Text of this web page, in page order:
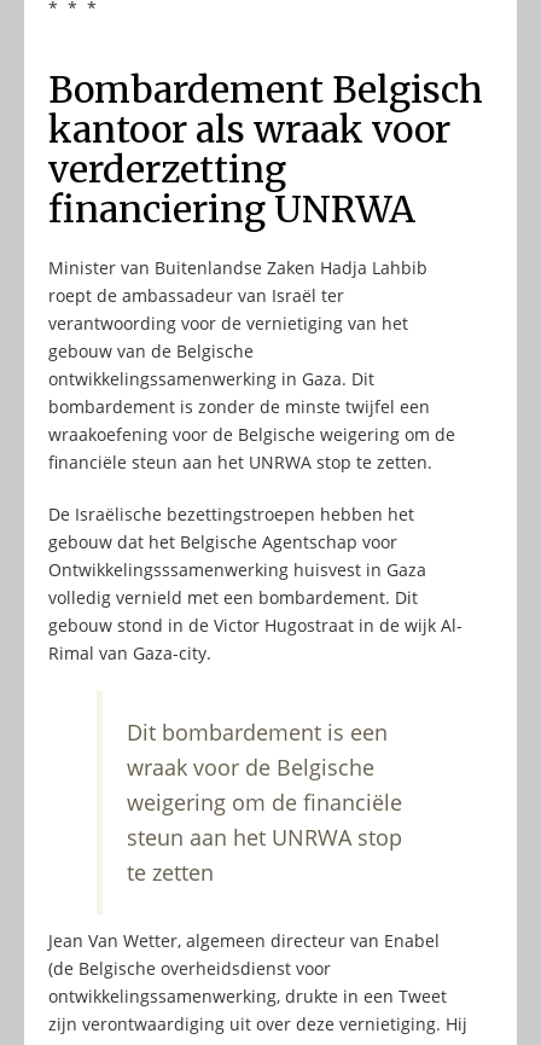
* * *
Bombardement Belgisch
kantoor als wraak voor
verderzetting
financiering UNRWA
Minister van Buitenlandse Zaken Hadja Lahbib
roept de ambassadeur van Israël ter
verantwoording voor de vernietiging van het
gebouw van de Belgische
ontwikkelingssamenwerking in Gaza. Dit
bombardement is zonder de minste twijfel een
wraakoefening voor de Belgische weigering om de
financiële steun aan het UNRWA stop te zetten.
De Israëlische bezettingstroepen hebben het
gebouw dat het Belgische Agentschap voor
Ontwikkelingsssamenwerking huisvest in Gaza
volledig vernield met een bombardement. Dit
gebouw stond in de Victor Hugostraat in de wijk Al-
Rimal van Gaza-city.
Dit bombardement is een
wraak voor de Belgische
weigering om de financiële
steun aan het UNRWA stop
te zetten
Jean Van Wetter, algemeen directeur van Enabel
(de Belgische overheidsdienst voor
ontwikkelingssamenwerking, drukte in een Tweet
zijn verontwaardiging uit over deze vernietiging. Hij